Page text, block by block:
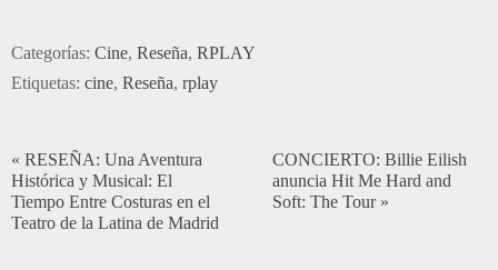
Categorías: Cine, Reseña, RPLAY
Etiquetas: cine, Reseña, rplay
« RESEÑA: Una Aventura
Histórica y Musical: El
Tiempo Entre Costuras en el
Teatro de la Latina de Madrid
CONCIERTO: Billie Eilish
anuncia Hit Me Hard and
Soft: The Tour»